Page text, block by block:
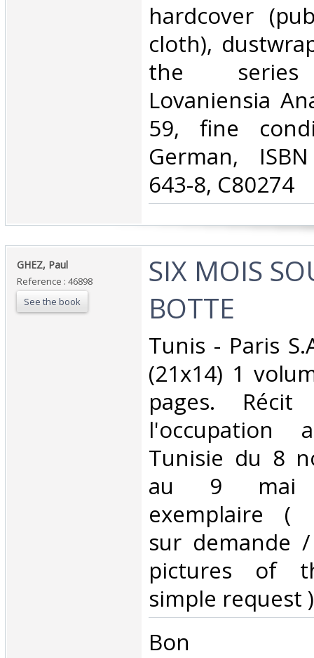
hardcover
cloth),
the series
Lovaniensia
59, fine
German,
643-8, C80274‎
‎GHEZ, Paul ‎
Reference : 46898
See the book
‎SIX MOIS
BOTTE ‎
‎Tunis - Paris
(21x14) 1
pages.
l'occupation
Tunisie du 8
au 9 mai
exemplaire (
sur demande
pictures of
simple request
‎Bon ‎